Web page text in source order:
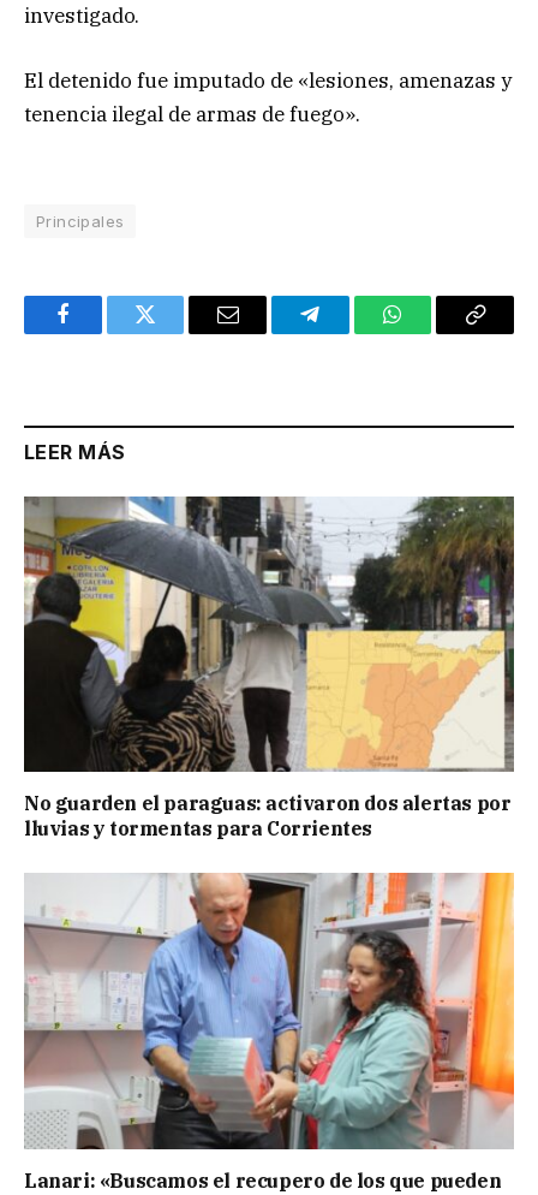
investigado.
El detenido fue imputado de «lesiones, amenazas y
tenencia ilegal de armas de fuego».
Principales
FacebookTwitter Email TelegramWhatsAppCopy
LEER MÁS
No guarden el paraguas: activaron dos alertas por
lluvias y tormentas para Corrientes
Lanari: «Buscamos el recupero de los que pueden